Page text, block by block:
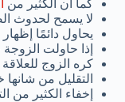
كما أن الكثير من
لا يسمح لحدوث
يحاول دائمًا
إذا حاولت
كره الزوج
التقليل من شانها
إخفاء الكثير